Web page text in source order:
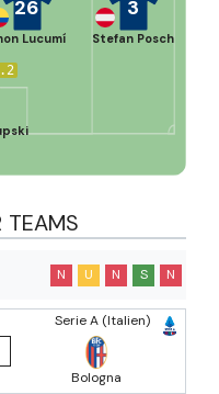
26
Lucumí
3
Stefan Posch
TEAMS
N U N S N
Serie A (Italien)
Bologna